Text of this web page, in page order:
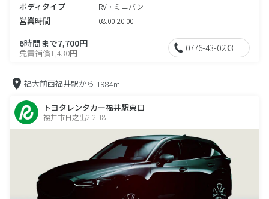
ボディタイプ RV・ミニバン
営業時間 08:00-20:00
6時間まで7,700円
免責補償1,430円 0776-43-0233
福大前西福井駅から 1984m
トヨタレンタカー福井駅東口
福井市日之出2-2-18